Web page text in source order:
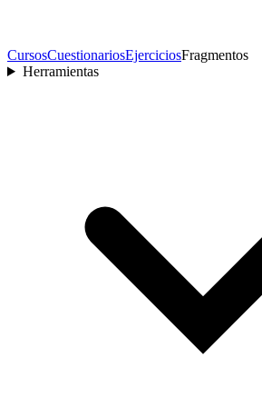
CursosCuestionariosEjerciciosFragmentos
Herramientas